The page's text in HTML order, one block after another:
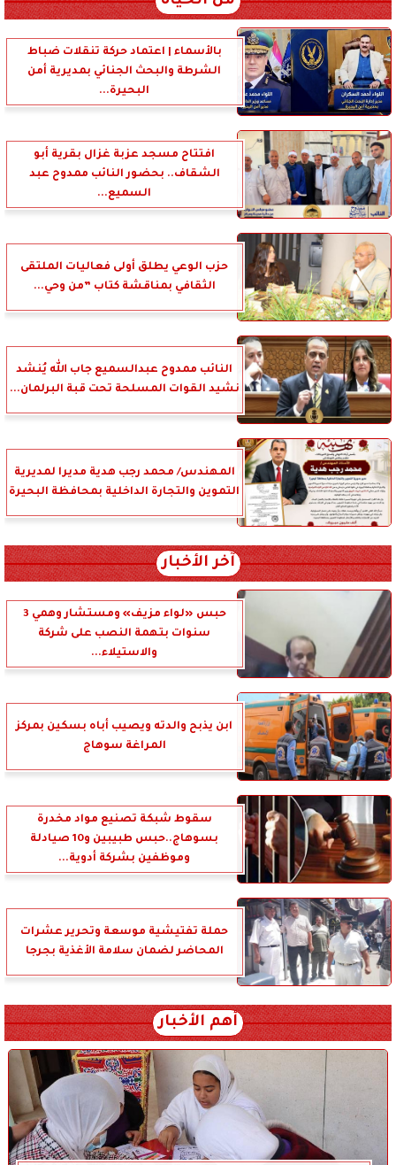
بالأسماء | اعتماد حركة تنقلات ضباط
الشرطة والبحث الجنائي بمديرية أمن
البحيرة...
افتتاح مسجد عزبة غزال بقرية أبو
الشقاف.. بحضور النائب ممدوح عبد
السميع...
حزب الوعي يطلق أولى فعاليات الملتقى
الثقافي بمناقشة كتاب ”من وحي...
النائب ممدوح عبدالسميع جاب الله يُنشد
نشيد القوات المسلحة تحت قبة البرلمان...
المهندس/ محمد رجب هدية مديرا لمديرية
التموين والتجارة الداخلية بمحافظة البحيرة
آخر الأخبار
حبس «لواء مزيف» ومستشار وهمي 3
سنوات بتهمة النصب على شركة
والاستيلاء...
ابن يذبح والدته ويصيب أباه بسكين بمركز
المراغة سوهاج
سقوط شبكة تصنيع مواد مخدرة
بسوهاج..حبس طبيبين و10 صيادلة
وموظفين بشركة أدوية...
حملة تفتيشية موسعة وتحرير عشرات
المحاضر لضمان سلامة الأغذية بجرجا
أهم الأخبار